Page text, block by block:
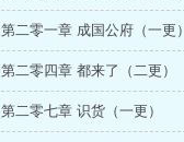
第二零一章 成国公府（一更）
第二零四章 都来了（二更）
第二零七章 识货（一更）